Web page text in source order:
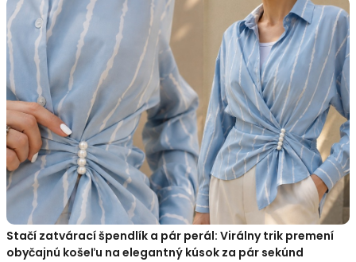
Stačí zatvárací špendlík a pár perál: Virálny trik premení
obyčajnú košeľu na elegantný kúsok za pár sekúnd